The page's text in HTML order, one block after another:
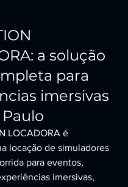
a solução
para
imersivas
LOCADORA é
locação de simuladores
para eventos,
imersivas,